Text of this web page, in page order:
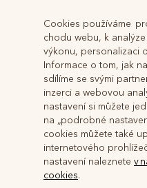
Prodej zachovalé
2026-016
Středočeský, Černošice
Výše jistoty:20 000 Kč
Začátek dražby: Úterý
Konec dražby: Úterý
Cookies používáme
chodu webu, k
výkonu, personalizaci
Informace o tom, jak
sdílíme se svými
inzerci a webovou
nastavení si můžete
na „podrobné
cookies můžete také
internetového
nastavení naleznete v
cookies.